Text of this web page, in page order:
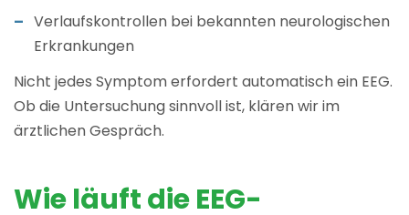
Verlaufskontrollen bei bekannten neurologischen
Erkrankungen
Nicht jedes Symptom erfordert automatisch ein EEG.
Ob die Untersuchung sinnvoll ist, klären wir im
ärztlichen Gespräch.
Wie läuft die EEG-